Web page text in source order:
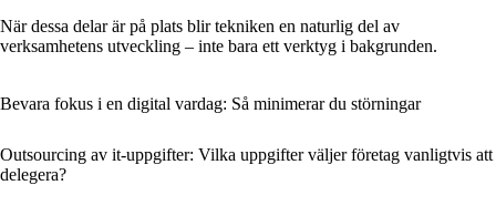
När dessa delar är på plats blir tekniken en naturlig del av
verksamhetens utveckling – inte bara ett verktyg i bakgrunden.
Bevara fokus i en digital vardag: Så minimerar du störningar
Outsourcing av it-uppgifter: Vilka uppgifter väljer företag vanligtvis att
delegera?